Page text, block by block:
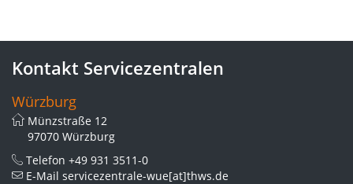
Kontakt Servicezentralen
Würzburg
Münzstraße 12
97070 Würzburg
Telefon +49 931 3511-0
E-Mail servicezentrale-wue[at]thws.de